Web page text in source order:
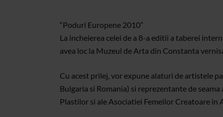
“Poduri Europene 2010”
La incheierea celei de a 8-a editii a taberei
avea loc la Muzeul de Arta din Constanta
Cu acest prilej, vor expune alaturi de artistele
Bulgaria si Romania) si reprezentante de
Plastilor si ale Asociatiei Femeilor Creatoare in